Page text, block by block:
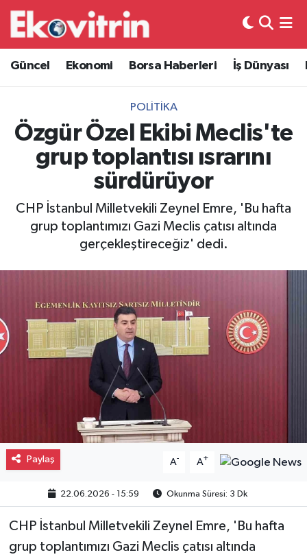
Güncel Ekonomi Borsa Haberleri İş Dünyası
POLITIKA
Özgür Özel Ekibi Meclis'te
grup toplantısı ısrarını
sürdürüyor
CHP İstanbul Milletvekili Zeynel Emre, 'Bu hafta
grup toplantımızı Gazi Meclis çatısı altında
gerçekleştireceğiz' dedi.
Paylaş A- A+
22.06.2026 - 15:59 Okunma Süresi: 3 Dk
CHP İstanbul Milletvekili Zeynel Emre, 'Bu hafta
grup toplantımızı Gazi Meclis çatısı altında
Güncel
Ekonomi
Borsa Haberleri
İş Dünyası
Otovitrin
Gayrimenkul
Hava Durumu
Trafik Durumu
Süper Lig Puan Durumu ve Fikstür
Tüm Manşetler
Son Dakika Haberleri
Haber Arşivi